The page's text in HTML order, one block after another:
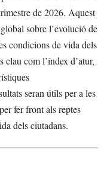
de 2026. Aquest
sobre l’evolució de
condicions de vida dels
clau com l’índex d’atur,
seran útils per a les
fer front als reptes
dels ciutadans.